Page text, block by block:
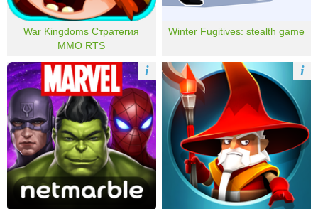
War Kingdoms Стратегия
MMO RTS
Winter Fugitives: stealth game
i i